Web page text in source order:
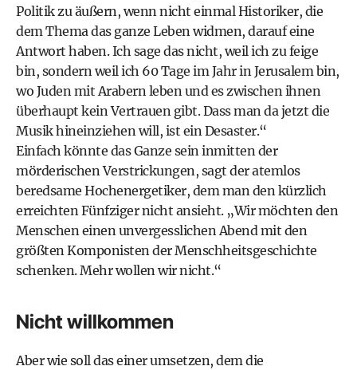
Politik zu äußern, wenn nicht einmal Historiker, die
dem Thema das ganze Leben widmen, darauf eine
Antwort haben. Ich sage das nicht, weil ich zu feige
bin, sondern weil ich 60 Tage im Jahr in Jerusalem bin,
wo Juden mit Arabern leben und es zwischen ihnen
überhaupt kein Vertrauen gibt. Dass man da jetzt die
Musik hineinziehen will, ist ein Desaster.“
Einfach könnte das Ganze sein inmitten der
mörderischen Verstrickungen, sagt der atemlos
beredsame Hochenergetiker, dem man den kürzlich
erreichten Fünfziger nicht ansieht. „Wir möchten den
Menschen einen unvergesslichen Abend mit den
größten Komponisten der Menschheitsgeschichte
schenken. Mehr wollen wir nicht.“
Nicht willkommen
Aber wie soll das einer umsetzen, dem die